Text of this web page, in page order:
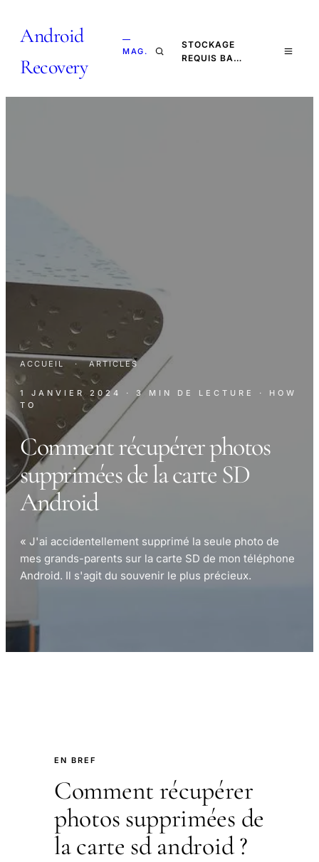
Android
Recovery
—
MAG.
STOCKAGE
REQUIS BA…
ACCUEIL · ARTICLES
1 JANVIER 2024 · 3 MIN DE LECTURE
· HOW
TO
Comment récupérer photos
supprimées de la carte SD
Android
« J'ai accidentellement supprimé la seule photo de
mes grands-parents sur la carte SD de mon téléphone
Android. Il s'agit du souvenir le plus précieux.
EN BREF
Comment récupérer
photos supprimées de
la carte sd android ?